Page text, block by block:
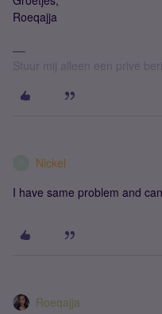
Roeqajja
Stuur mij alleen een privé
Nickel
I have same problem and
Roeqajja